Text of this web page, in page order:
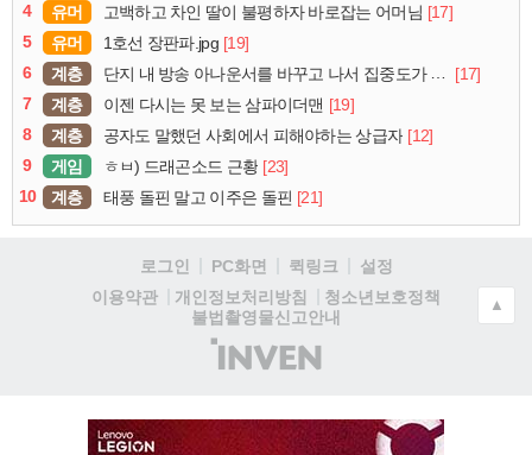
4
유머 고백하고 차인 딸이 불평하자 바로잡는 어머님 [17]
5
유머 1호선 장판파.jpg [19]
6
계층 단지 내 방송 아나운서를 바꾸고 나서 집중도가 확 올라갔다는 한 아파트의 안내방송
[17]
7
계층 이젠 다시는 못 보는 삼파이더맨 [19]
8
계층 공자도 말했던 사회에서 피해야하는 상급자 [12]
9
게임 ㅎㅂ) 드래곤소드 근황 [23]
10
계층 태풍 돌핀 말고 이주은 돌핀 [21]
로그인 PC화면 퀵링크
설정
이용약관
개인정보처리방침
청소년보호정책
불법촬영물신고안내
(주)
인
▲